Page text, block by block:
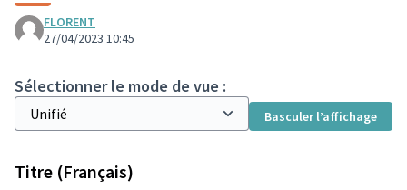
FLORENT
27/04/2023 10:45
Sélectionner le mode de vue :
Basculer l’affichage
Titre (Français)